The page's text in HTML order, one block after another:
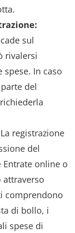
sul
rivalersi
spese. In caso
del
La registrazione
del
Entrate online o
comprendono
di bollo, i
spese di